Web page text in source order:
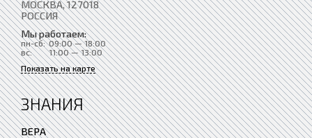
МОСКВА, 127018
РОССИЯ
Мы работаем:
пн-сб: 09:00 — 18:00
вс:
11:00 — 13:00
Показать на карте
ЗНАНИЯ
ВЕРА